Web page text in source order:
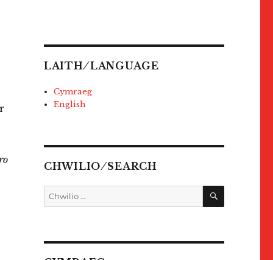
LAITH ⁄ LANGUAGE
Cymraeg
English
CHWILIO ⁄ SEARCH
Chwilio
am:
CHWILIO